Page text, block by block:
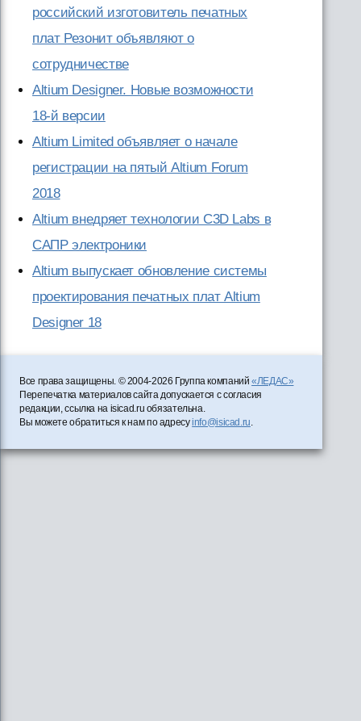
российский изготовитель печатных
плат Резонит объявляют о
сотрудничестве
Altium Designer. Новые возможности
18-й версии
Altium Limited объявляет о начале
регистрации на пятый Altium Forum
2018
Altium внедряет технологии C3D Labs в
САПР электроники
Altium выпускает обновление системы
проектирования печатных плат Altium
Designer 18
Все права защищены. © 2004-2026 Группа компаний«ЛЕДАС»
Перепечатка материалов сайта допускается с согласия
редакции, ссылка на isicad.ru обязательна.
Вы можете обратиться к нам по адресуinfo@isicad.ru.